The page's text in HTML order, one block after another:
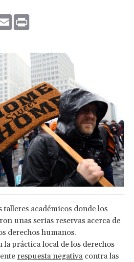
Email
talleres académicos donde los
unas serias reservas acerca de
derechos humanos.
la práctica local de los derechos
respuesta negativa contra las